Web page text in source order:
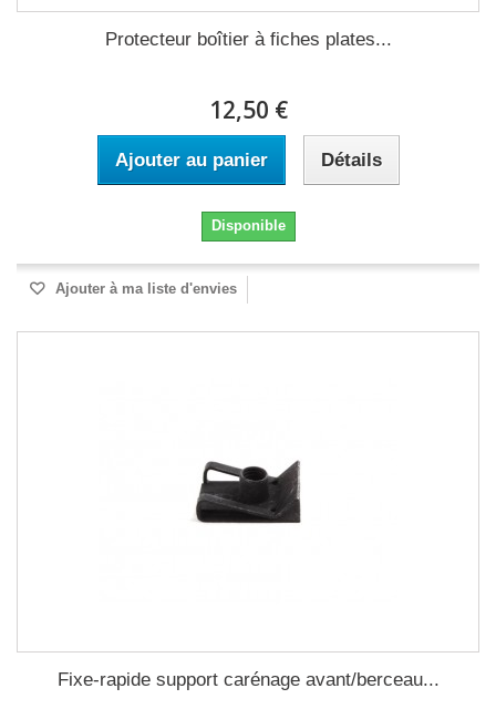
Protecteur boîtier à fiches plates...
12,50 €
Ajouter au panier Détails
Disponible
Ajouter à ma liste d'envies
Fixe-rapide support carénage avant/berceau...